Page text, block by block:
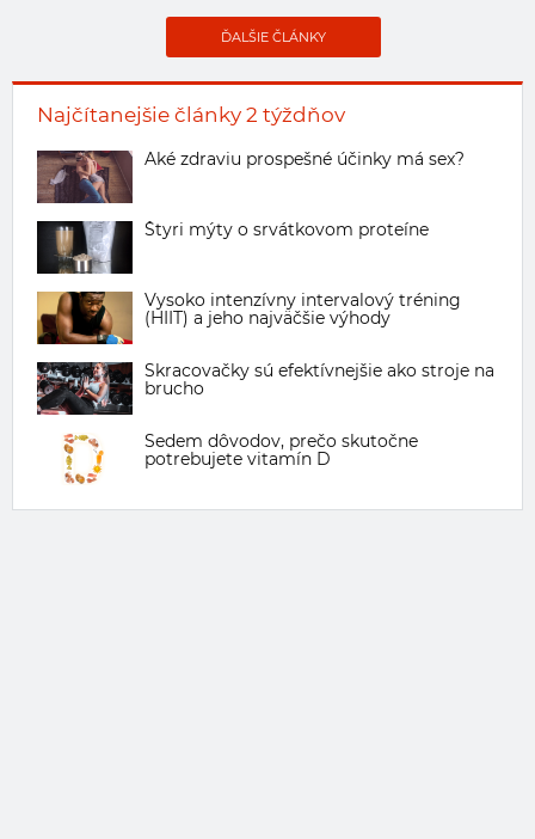
Najčítanejšie články 2 týždňov
Aké zdraviu prospešné účinky má sex?
Štyri mýty o srvátkovom proteíne
Vysoko intenzívny intervalový tréning
(HIIT) a jeho najväčšie výhody
Skracovačky sú efektívnejšie ako stroje na
brucho
Sedem dôvodov, prečo skutočne
potrebujete vitamín D
ĎALŠIE ČLÁNKY